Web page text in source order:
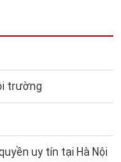
trường
uy tín tại Hà Nội